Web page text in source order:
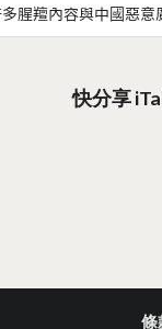
腥羶內容與中國惡
快分享
條